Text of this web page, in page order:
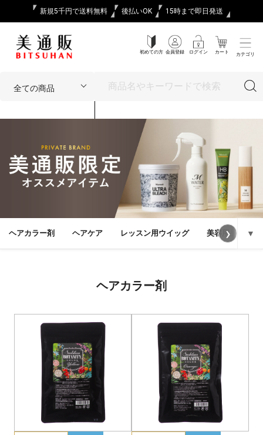
新規5千円で送料無料 後払いOK 15時まで即日発送
初めての方 会員登録 ログイン カート カテゴリ
ヘアカラー剤 ヘアケア レッスン用ウイッグ 美容用品 ▼
›
ヘアカラー剤